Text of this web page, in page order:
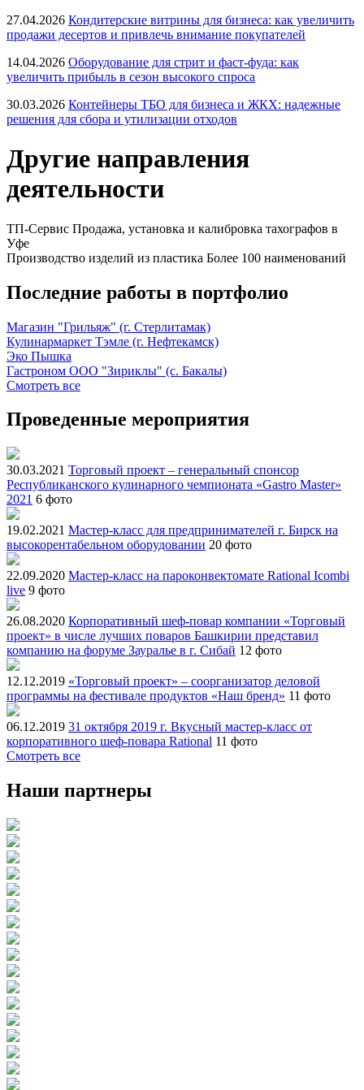
27.04.2026 Кондитерские витрины для бизнеса: как увеличить
продажи десертов и привлечь внимание покупателей
14.04.2026 Оборудование для стрит и фаст-фуда: как
увеличить прибыль в сезон высокого спроса
30.03.2026 Контейнеры ТБО для бизнеса и ЖКХ: надежные
решения для сбора и утилизации отходов
Другие направления
деятельности
ТП-Сервис Продажа, установка и калибровка тахографов в
Уфе
Производство изделий из пластика Более 100 наименований
Последние работы в портфолио
Магазин "Грильяж" (г. Стерлитамак)
Кулинармаркет Тэмле (г. Нефтекамск)
Эко Пышка
Гастроном ООО "Зириклы" (с. Бакалы)
Смотреть все
Проведенные мероприятия
30.03.2021 Торговый проект – генеральный спонсор
Республиканского кулинарного чемпионата «Gastro Master»
2021 6 фото
19.02.2021 Мастер-класс для предпринимателей г. Бирск на
высокорентабельном оборудовании 20 фото
22.09.2020 Мастер-класс на пароконвектомате Rational Icombi
live 9 фото
26.08.2020 Корпоративный шеф-повар компании «Торговый
проект» в числе лучших поваров Башкирии представил
компанию на форуме Зауралье в г. Сибай 12 фото
12.12.2019 «Торговый проект» – соорганизатор деловой
программы на фестивале продуктов «Наш бренд» 11 фото
06.12.2019 31 октября 2019 г. Вкусный мастер-класс от
корпоративного шеф-повара Rational 11 фото
Смотреть все
Наши партнеры